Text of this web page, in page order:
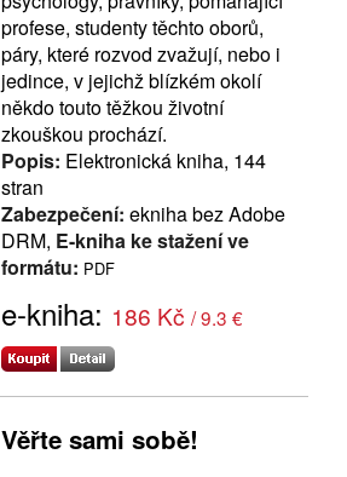
profese, studenty těchto oborů,
páry, které rozvod zvažují, nebo i
jedince, v jejichž blízkém okolí
někdo touto těžkou životní
zkouškou prochází.
Popis: Elektronická kniha, 144
stran
Zabezpečení: ekniha bez Adobe
DRM, E-kniha ke stažení ve
formátu: PDF
e-kniha: 186 Kč / 9.3 €
Věřte sami sobě!